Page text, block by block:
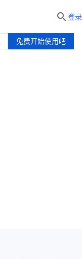
 登录
免费开始使用吧